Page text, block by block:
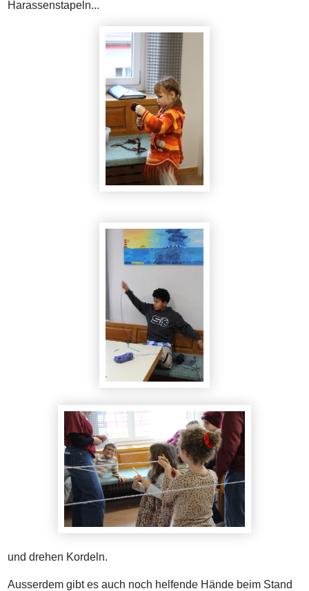
Harassenstapeln...
und drehen Kordeln.
Ausserdem gibt es auch noch helfende Hände beim Stand